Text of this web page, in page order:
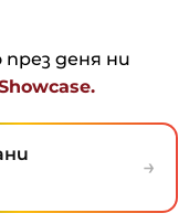
през деня ни
→